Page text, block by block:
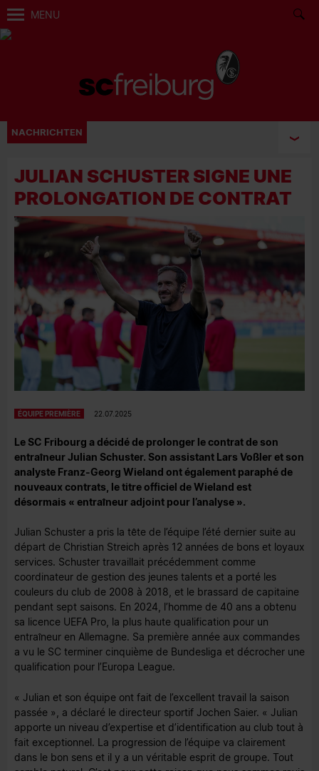
MENU
NACHRICHTEN
JULIAN SCHUSTER SIGNE UNE
PROLONGATION DE CONTRAT
ÉQUIPE PREMIÈRE 22.07.2025
Le SC Fribourg a décidé de prolonger le contrat de son
entraîneur Julian Schuster. Son assistant Lars Voßler et son
analyste Franz-Georg Wieland ont également paraphé de
nouveaux contrats, le titre officiel de Wieland est
désormais « entraîneur adjoint pour l’analyse ».
Julian Schuster a pris la tête de l’équipe l’été dernier suite au
départ de Christian Streich après 12 années de bons et loyaux
services. Schuster travaillait précédemment comme
coordinateur de gestion des jeunes talents et a porté les
couleurs du club de 2008 à 2018, et le brassard de capitaine
pendant sept saisons. En 2024, l’homme de 40 ans a obtenu
sa licence UEFA Pro, la plus haute qualification pour un
entraîneur en Allemagne. Sa première année aux commandes
a vu le SC terminer cinquième de Bundesliga et décrocher une
qualification pour l’Europa League.
« Julian et son équipe ont fait de l’excellent travail la saison
passée », a déclaré le directeur sportif Jochen Saier. « Julian
apporte un niveau d’expertise et d’identification au club tout à
fait exceptionnel. La progression de l’équipe va clairement
dans le bon sens et il y a un véritable esprit de groupe. Tout